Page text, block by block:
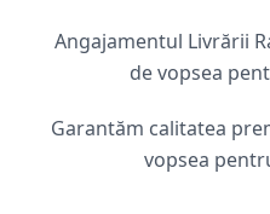
Angajamentul Livrării
de vopsea
Garantăm calitatea
vopsea